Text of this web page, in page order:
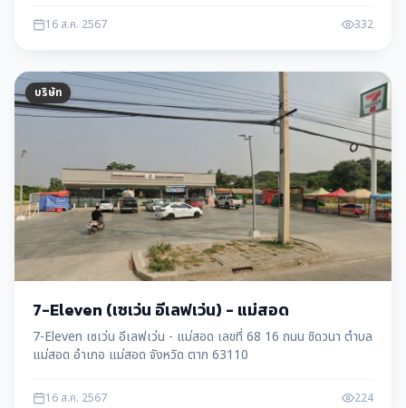
16 ส.ค. 2567 332
บริษัท
7-Eleven (เซเว่น อีเลฟเว่น) - แม่สอด
7-Eleven เซเว่น อีเลฟเว่น - แม่สอด เลขที่ 68 16 ถนน ชิดวนา ตำบล
แม่สอด อำเภอ แม่สอด จังหวัด ตาก 63110
16 ส.ค. 2567 224